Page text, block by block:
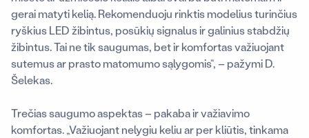
gerai matyti kelią. Rekomenduoju rinktis modelius turinčius
ryškius LED žibintus, posūkių signalus ir galinius stabdžių
žibintus. Tai ne tik saugumas, bet ir komfortas važiuojant
sutemus ar prasto matomumo sąlygomis“, – pažymi D.
Šelekas.
Trečias saugumo aspektas – pakaba ir važiavimo
komfortas. „Važiuojant nelygiu keliu ar per kliūtis, tinkama